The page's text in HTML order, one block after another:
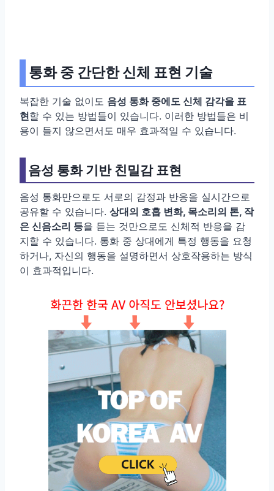
통화 중 간단한 신체 표현 기술
복잡한 기술 없이도 음성 통화 중에도 신체 감각을 표
현할 수 있는 방법들이 있습니다. 이러한 방법들은 비
용이 들지 않으면서도 매우 효과적일 수 있습니다.
음성 통화 기반 친밀감 표현
음성 통화만으로도 서로의 감정과 반응을 실시간으로
공유할 수 있습니다. 상대의 호흡 변화, 목소리의 톤, 작
은 신음소리 등을 듣는 것만으로도 신체적 반응을 감
지할 수 있습니다. 통화 중 상대에게 특정 행동을 요청
하거나, 자신의 행동을 설명하면서 상호작용하는 방식
이 효과적입니다.